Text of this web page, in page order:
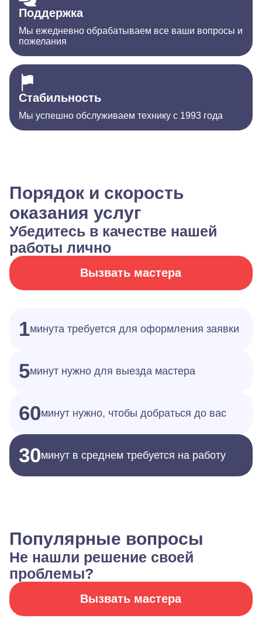
Поддержка
Мы ежедневно обрабатываем все ваши вопросы и
пожелания
Стабильность
Мы успешно обслуживаем технику с 1993 года
Порядок и скорость
оказания услуг
Убедитесь в качестве нашей
работы лично
Вызвать мастера
1минута требуется для оформления заявки
5минут нужно для выезда мастера
60минут нужно, чтобы добраться до вас
30минут в среднем требуется на работу
Популярные вопросы
Не нашли решение своей
проблемы?
Вызвать мастера